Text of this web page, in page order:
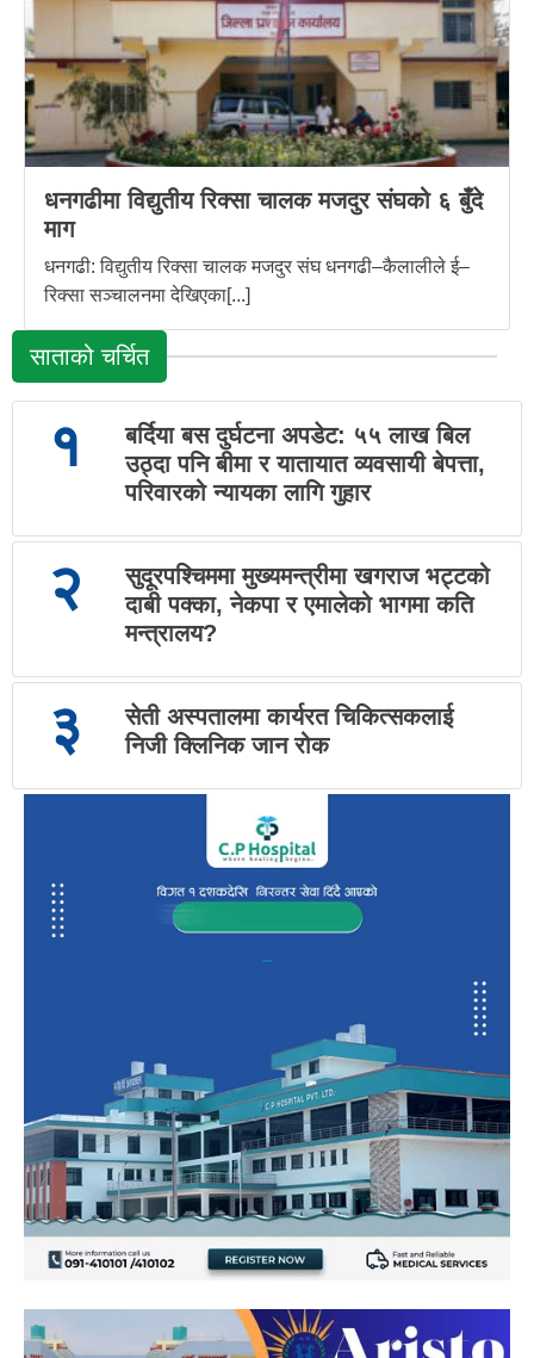
धनगढीमा विद्युतीय रिक्सा चालक मजदुर संघको ६ बुँदे
माग
धनगढी: विद्युतीय रिक्सा चालक मजदुर संघ धनगढी–कैलालीले ई–
रिक्सा सञ्चालनमा देखिएका[...]
साताको चर्चित
१
बर्दिया बस दुर्घटना अपडेट: ५५ लाख बिल
उठ्दा पनि बीमा र यातायात व्यवसायी बेपत्ता,
परिवारको न्यायका लागि गुहार
२
सुदूरपश्चिममा मुख्यमन्त्रीमा खगराज भट्टको
दाबी पक्का, नेकपा र एमालेको भागमा कति
मन्त्रालय?
३
सेती अस्पतालमा कार्यरत चिकित्सकलाई
निजी क्लिनिक जान रोक